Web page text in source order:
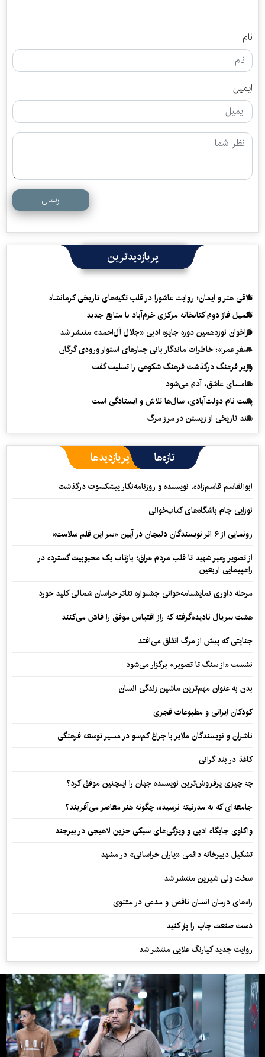
نام
ایمیل
ارسال
پربازدیدترین
تلاقی هنر و ایمان؛ روایت عاشورا در قلب تکیه‌های تاریخی کرمانشاه
تکمیل فاز دوم کتابخانه مرکزی خرم‌آباد با منابع جدید
فراخوان نوزدهمین دوره جایزه ادبی «جلال آل‌احمد» منتشر شد
«سفرِ عمر»؛ خاطرات ماندگار بانی چنارهای استوار ورودی گرگان
وزیر فرهنگ درگذشت فرهنگ شکوهی را تسلیت گفت
سامسای عاشق، آدم می‌شود
پشت نام دولت‌آبادی، سال‌ها تلاش و ایستادگی است
سند تاریخی از زیستن در مرز مرگ
تازه‌ها پربازدیدها
ابوالقاسم قاسم‌زاده، نویسنده و روزنامه‌نگار پیشکسوت درگذشت
نوزایی جام باشگاه‌های کتاب‌خوانی
رونمایی از ۶ اثر نویسندگان دلیجان در آیین «سر این قلم سلامت»
از تصویر رهبر شهید تا قلب مردم عراق؛ بازتاب یک محبوبیت گسترده در
راهپیمایی اربعین
مرحله داوری نمایشنامه‌خوانی جشنواره تئاتر خراسان شمالی کلید خورد
هشت سریال نادیده‌گرفته که راز اقتباس موفق را فاش می‌کنند
جنایتی که پیش از مرگ اتفاق می‌افتد
نشست «از سنگ تا تصویر» برگزار می‌شود
بدن به عنوان مهم‌ترین ماشین زندگی انسان
کودکان ایرانی و مطبوعات قجری
ناشران و نویسندگان ملایر با چراغ کم‌سو در مسیر توسعه فرهنگی
کاغذ در بند گرانی
چه چیزی پرفروش‌ترین نویسنده جهان را اینچنین موفق کرد؟
جامعه‌ای که به مدرنیته نرسیده، چگونه هنر معاصر می‌آفریند؟
واکاوی جایگاه ادبی و ویژگی‌های سبکی حزین لاهیجی در بیرجند
تشکیل دبیرخانه دائمی «یاران خراسانی» در مشهد
سخت ولی شیرین منتشر شد
راه‌های درمان انسان ناقص و مدعی در مثنوی
دست صنعت چاپ را پرُ کنید
روایت جدید کیارنگ علایی منتشر شد